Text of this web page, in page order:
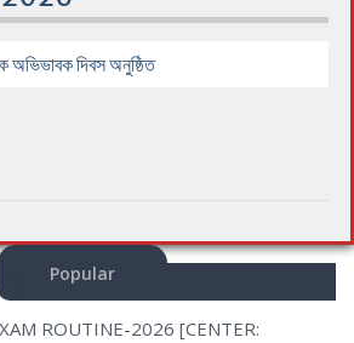
দিবস অনুষ্ঠিত
Popular
ROUTINE-2026 [CENTER: